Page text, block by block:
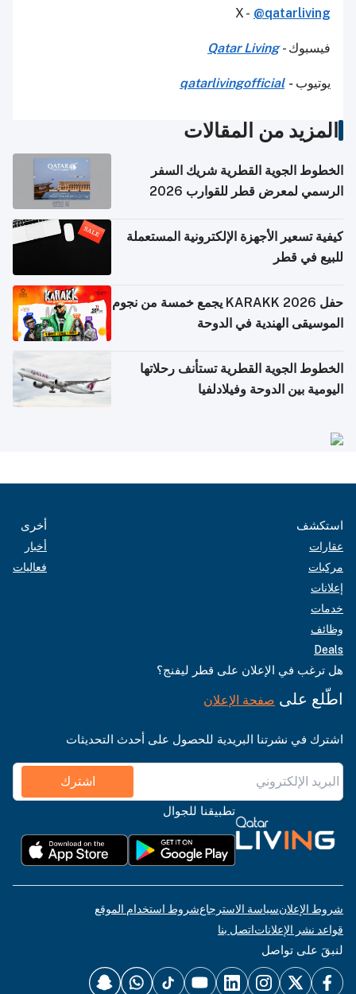
X - @qatarliving
فيسبوك -Qatar Living
يوتيوب-
qatarlivingofficial
المزيد من المقالات
الخطوط الجوية القطرية شريك السفر
الرسمي لمعرض قطر للقوارب 2026
كيفية تسعير الأجهزة الإلكترونية المستعملة
للبيع في قطر
حفل KARAKK 2026 يجمع خمسة من نجوم
الموسيقى الهندية في الدوحة
الخطوط الجوية القطرية تستأنف رحلاتها
اليومية بين الدوحة وفيلادلفيا
استكشف
عقارات
مركبات
إعلانات
خدمات
وظائف
Deals
أخرى
أخبار
فعاليات
هل ترغب في الإعلان على قطر ليفنج؟
اطّلع على صفحة الإعلان
اشترك في نشرتنا البريدية للحصول على أحدث التحديثات
اشترك
تطبيقنا للجوال
شروط الإعلانسياسة الاسترجاعشروط استخدام الموقع
قواعد نشر الإعلاناتاتصل بنا
لنبقَ على تواصل